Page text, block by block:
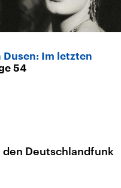
Dusen: Im letzten
54
den Deutschlandfunk